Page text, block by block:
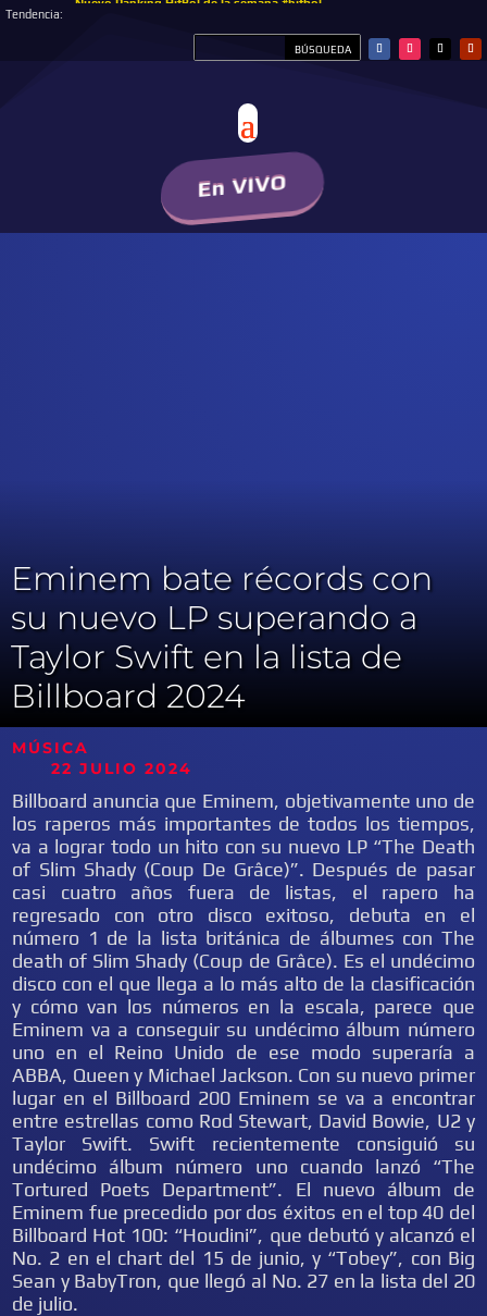
Tendencia:
Nuevo Ranking HitBol de la semana #hitbol
En VIVO
Eminem bate récords con
su nuevo LP superando a
Taylor Swift en la lista de
Billboard 2024
MÚSICA
22 JULIO 2024
Billboard anuncia que Eminem, objetivamente uno de
los raperos más importantes de todos los tiempos,
va a lograr todo un hito con su nuevo LP “The Death
of Slim Shady (Coup De Grâce)”. Después de pasar
casi cuatro años fuera de listas, el rapero ha
regresado con otro disco exitoso, debuta en el
número 1 de la lista británica de álbumes con The
death of Slim Shady (Coup de Grâce). Es el undécimo
disco con el que llega a lo más alto de la clasificación
y cómo van los números en la escala, parece que
Eminem va a conseguir su undécimo álbum número
uno en el Reino Unido de ese modo superaría a
ABBA, Queen y Michael Jackson. Con su nuevo primer
lugar en el Billboard 200 Eminem se va a encontrar
entre estrellas como Rod Stewart, David Bowie, U2 y
Taylor Swift. Swift recientemente consiguió su
undécimo álbum número uno cuando lanzó “The
Tortured Poets Department”. El nuevo álbum de
Eminem fue precedido por dos éxitos en el top 40 del
Billboard Hot 100: “Houdini”, que debutó y alcanzó el
No. 2 en el chart del 15 de junio, y “Tobey”, con Big
Sean y BabyTron, que llegó al No. 27 en la lista del 20
de julio.